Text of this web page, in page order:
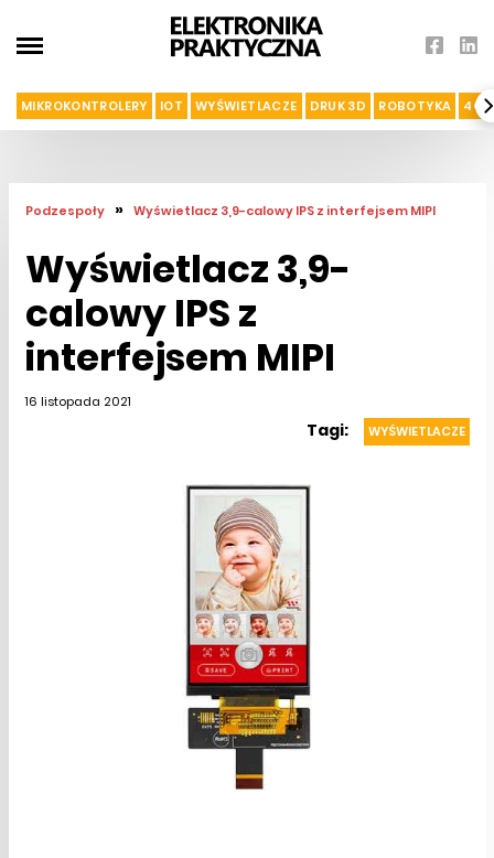
MIKROKONTROLERY IOT WYŚWIETLACZE DRUK 3D ROBOTYKA 4G I
Podzespoły » Wyświetlacz 3,9-calowy IPS z interfejsem MIPI
Wyświetlacz 3,9-
calowy IPS z
interfejsem MIPI
16 listopada 2021
Tagi: WYŚWIETLACZE